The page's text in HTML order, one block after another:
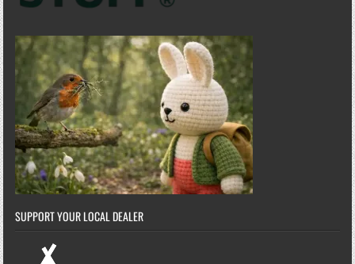
SUPPORT YOUR LOCAL DEALER